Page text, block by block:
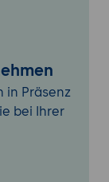
in Präsenz
bei Ihrer